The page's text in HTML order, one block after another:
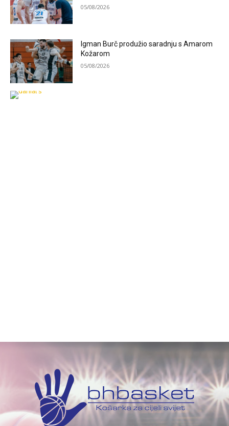
05/08/2026
Igman Burč produžio saradnju s Amarom
Kožarom
05/08/2026